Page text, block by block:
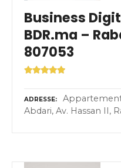
Business
BDR.ma –
807053
ADRESSE
Abdari, Av. Hassan II,